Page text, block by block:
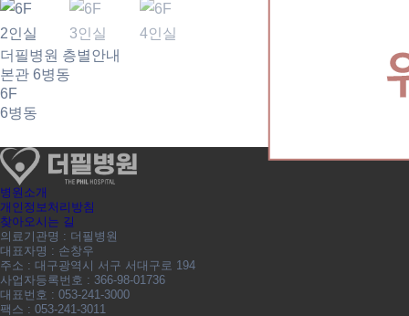
더필병원 층별안내
본관 6병동
6F
6병동
병원소개
개인정보처리방침
찾아오시는 길
의료기관명 : 더필병원
대표자명 : 손창우
주소 : 대구광역시 서구 서대구로 194
사업자등록번호 : 366-98-01736
대표번호 : 053-241-3000
팩스 : 053-241-3011